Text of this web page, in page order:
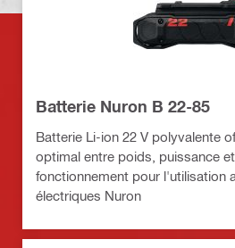
Batterie Nuron B 22-85
Batterie Li-ion 22 V polyvalente
optimal entre poids, puissance
fonctionnement pour l'utilisation
électriques Nuron